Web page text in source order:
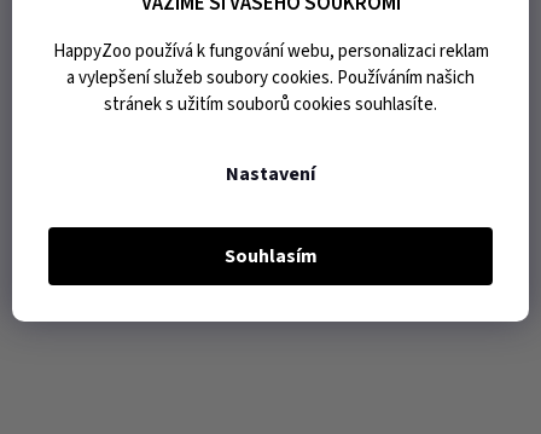
HappyZoo používá k fungování webu, personalizaci reklam
a vylepšení služeb soubory cookies. Používáním našich
stránek s užitím souborů cookies souhlasíte.
Nastavení
Souhlasím